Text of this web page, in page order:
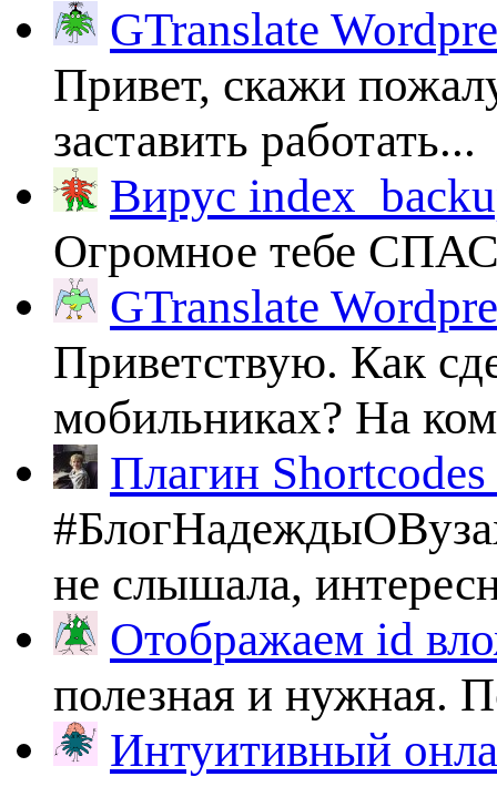
GTranslate
Привет, скажи
заставить работать...
Вирус
Огромное тебе
GTranslate
Приветствую. Как
мобильниках? На
Плагин
не слышала,
Отображаем id
полезная и нужная.
Интуитивный